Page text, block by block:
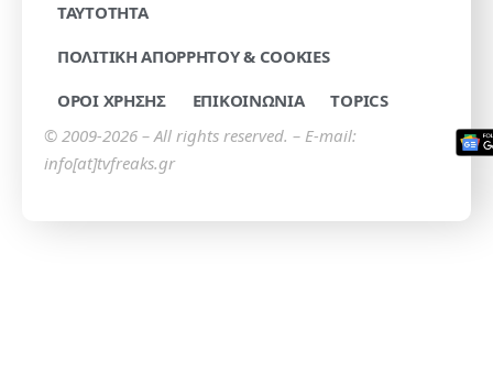
TAYTOTHTA
ΠΟΛΙΤΙΚΗ ΑΠΟΡΡΗΤΟΥ & COOKIES
ΟΡΟΙ ΧΡΗΣΗΣ
ΕΠΙΚΟΙΝΩΝΙΑ
TOPICS
© 2009-2026 – All rights reserved. – E-mail:
info[at]tvfreaks.gr